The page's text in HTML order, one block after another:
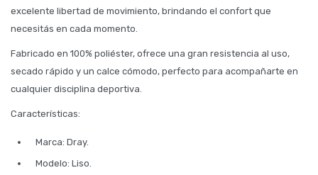
excelente libertad de movimiento, brindando el confort que
necesitás en cada momento.
Fabricado en 100% poliéster, ofrece una gran resistencia al uso,
secado rápido y un calce cómodo, perfecto para acompañarte en
cualquier disciplina deportiva.
Características:
Marca: Dray.
Modelo: Liso.